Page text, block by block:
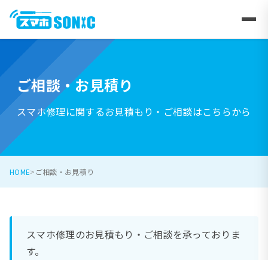
ご相談・お見積り
スマホ修理に関するお見積もり・ご相談はこちらから
HOME ご相談・お見積り
スマホ修理のお見積もり・ご相談を承っておりま
す。